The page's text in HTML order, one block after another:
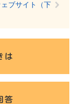
ブサイト（下
は
答